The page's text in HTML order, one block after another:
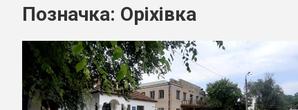
Позначка: Оріхівка